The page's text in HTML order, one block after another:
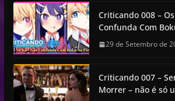
Criticando 008 –
Confunda Com
29 de Setembro de
Criticando 007 –
Morrer – não é só